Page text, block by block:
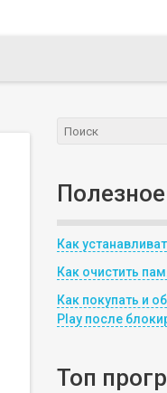
Полезное
Как
Как очистить
Как покупать и
Play после
Топ